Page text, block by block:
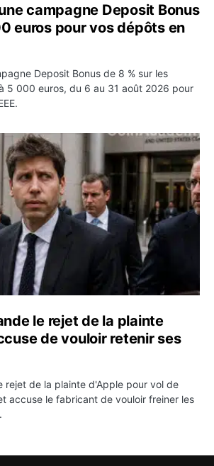
campagne Deposit Bonus
euros pour vos dépôts en
Deposit Bonus de 8 % sur les
5 000 euros, du 6 au 31 août 2026 pour
le rejet de la plainte d’Apple et
le rejet de la plainte
de vouloir retenir ses
rejet de la plainte d'Apple pour vol de
accuse le fabricant de vouloir freiner les